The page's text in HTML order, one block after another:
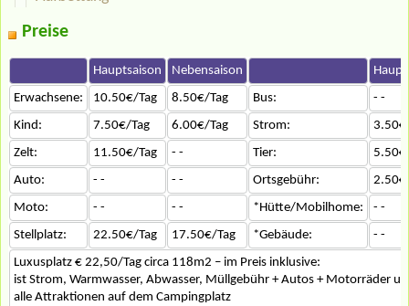
Preise
Hauptsaison Nebensaison
Erwachsene:
10.50€/Tag 8.50€/Tag Bus:
- -
Kind:
7.50€/Tag 6.00€/Tag Strom:
Zelt:
11.50€/Tag - - Tier:
Auto:
- - - - Ortsgebühr:
Moto:
- - - - *Hütte/Mobilhome:
- -
Stellplatz:
22.50€/Tag 17.50€/Tag *Gebäude:
- -
Luxusplatz € 22,50/Tag circa 118m2 – im Preis inklusive:
ist Strom, Warmwasser, Abwasser, Müllgebühr + Autos + Motorräder
alle Attraktionen auf dem Campingplatz